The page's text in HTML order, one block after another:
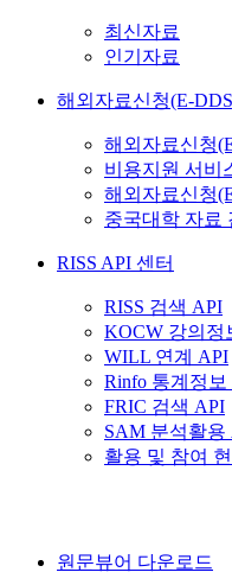
최신자료
인기자료
해외자료신청(E-
해외자료신청
비용지원 서비
해외자료신청
중국대학 자료
RISS API 센터
RISS 검색 API
KOCW 강의정
WILL 연계 API
Rinfo 통계정보
FRIC 검색 API
SAM 분석활용
활용 및 참여
원문뷰어 다운로드